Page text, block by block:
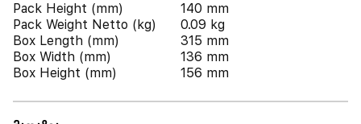
Pack Height (mm)
140 mm
Pack Weight Netto (kg)
0.09 kg
Box Length (mm)
315 mm
Box Width (mm)
136 mm
Box Height (mm)
156 mm